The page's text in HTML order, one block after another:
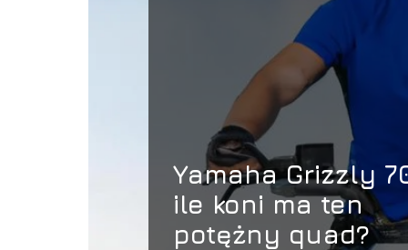
Yamaha Grizzly
ile koni ma ten
potężny quad?